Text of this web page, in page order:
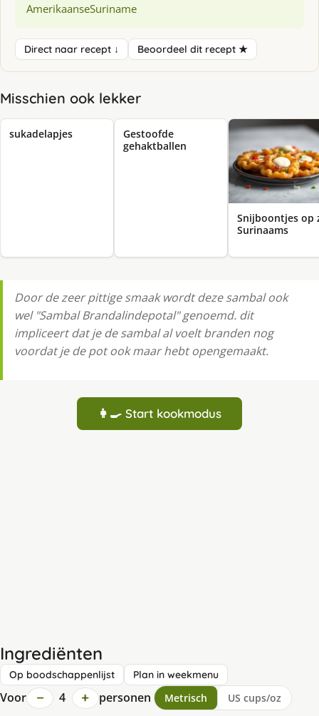
AmerikaanseSuriname
Direct naar recept ↓ Beoordeel dit recept ★
Misschien ook lekker
sukadelapjes
Gestoofde
gehaktballen
Snijboontjes op
Surinaams
Door de zeer pittige smaak wordt deze sambal ook
wel "Sambal Brandalindepotal" genoemd. dit
impliceert dat je de sambal al voelt branden nog
voordat je de pot ook maar hebt opengemaakt.
👩‍🍳 Start kookmodus
Ingrediënten
Op boodschappenlijst Plan in weekmenu
Voor − 4 + personen Metrisch US cups/oz